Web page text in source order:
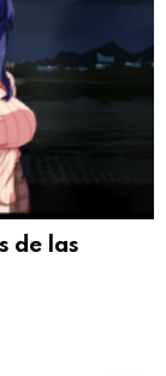
de las